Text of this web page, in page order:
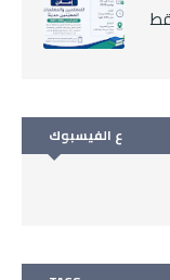
ع الفيسبوك